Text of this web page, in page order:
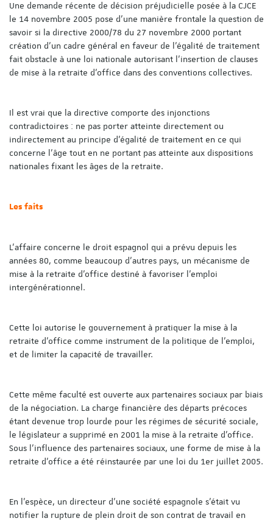
Une demande récente de décision préjudicielle posée à la CJCE
le 14 novembre 2005 pose d’une manière frontale la question de
savoir si la directive 2000/78 du 27 novembre 2000 portant
création d’un cadre général en faveur de l’égalité de traitement
fait obstacle à une loi nationale autorisant l’insertion de clauses
de mise à la retraite d’office dans des conventions collectives.
Il est vrai que la directive comporte des injonctions
contradictoires : ne pas porter atteinte directement ou
indirectement au principe d’égalité de traitement en ce qui
concerne l’âge tout en ne portant pas atteinte aux dispositions
nationales fixant les âges de la retraite.
Les faits
L’affaire concerne le droit espagnol qui a prévu depuis les
années 80, comme beaucoup d’autres pays, un mécanisme de
mise à la retraite d’office destiné à favoriser l’emploi
intergénérationnel.
Cette loi autorise le gouvernement à pratiquer la mise à la
retraite d’office comme instrument de la politique de l’emploi,
et de limiter la capacité de travailler.
Cette même faculté est ouverte aux partenaires sociaux par biais
de la négociation. La charge financière des départs précoces
étant devenue trop lourde pour les régimes de sécurité sociale,
le législateur a supprimé en 2001 la mise à la retraite d’office.
Sous l’influence des partenaires sociaux, une forme de mise à la
retraite d’office a été réinstaurée par une loi du 1er juillet 2005.
En l’espèce, un directeur d’une société espagnole s’était vu
notifier la rupture de plein droit de son contrat de travail en